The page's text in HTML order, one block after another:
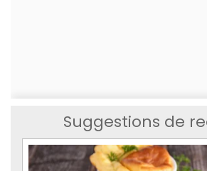
Suggestions de